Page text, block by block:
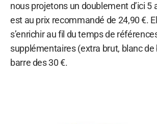
nous projetons un doublement d’ici 5
est au prix recommandé de 24,90 €.
s’enrichir au fil du temps de
supplémentaires (extra brut, blanc de
barre des 30 €.